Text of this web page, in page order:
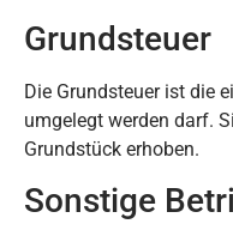
Grundsteuer
Die Grundsteuer ist die
umgelegt werden darf.
Grundstück erhoben.
Sonstige